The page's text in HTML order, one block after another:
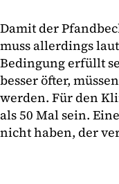
Damit der
muss allerdings
Bedingung erfüllt
besser öfter,
werden. Für den
als 50 Mal sein.
nicht haben, der